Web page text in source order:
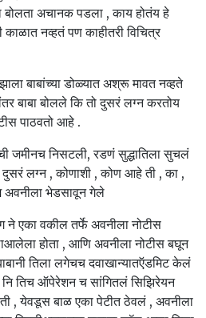
बोलता अचानक पडला , काय होतंय हे
नव्हतं पण काहीतरी विचित्र
बाबांच्या डोळ्यात अश्रू मावत नव्हते
बाबा बोलले कि तो दुसरं लग्न करतोय
पाठवतो आहे .
जमीनच निसटली, रडणं सुद्धातिला सुचलं
लग्न , कोणाशी , कोण आहे ती , का ,
भेडसावून गेले
ने एका वकील तर्फे अवनीला नोटीस
होता , आणि अवनीला नोटीस बघून
तिला लगेचच दवाखान्यातऍडमिट केलं
नि तिच ऑपेरेशन च सांगितलं सिझिरेयन
, येवडूस बाळ एका पेटीत ठेवलं , अवनीला